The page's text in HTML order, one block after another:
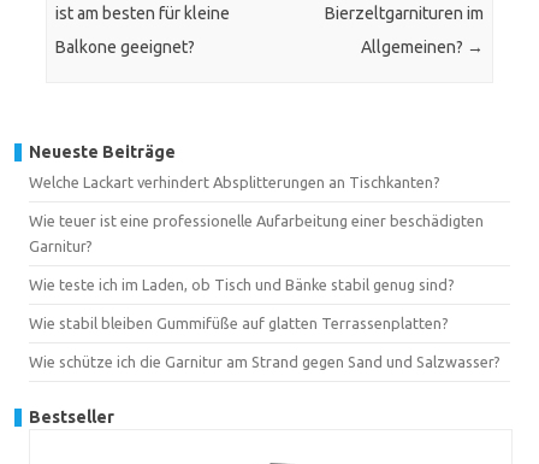
ist am besten für kleine
Balkone geeignet?
Bierzeltgarnituren im
Allgemeinen? →
Neueste Beiträge
Welche Lackart verhindert Absplitterungen an Tischkanten?
Wie teuer ist eine professionelle Aufarbeitung einer beschädigten
Garnitur?
Wie teste ich im Laden, ob Tisch und Bänke stabil genug sind?
Wie stabil bleiben Gummifüße auf glatten Terrassenplatten?
Wie schütze ich die Garnitur am Strand gegen Sand und Salzwasser?
Bestseller